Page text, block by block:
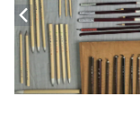
Choryu(ink
Sanba
Take
yoko bake（craft）-
Picture letter - 絵
Calligraphy - カリグ